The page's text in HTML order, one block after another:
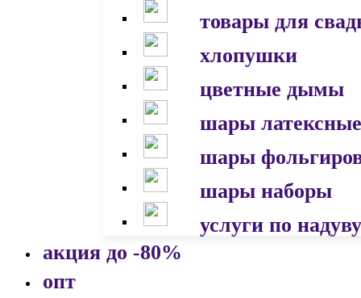
товары для
хлопушки
цветные дымы
шары латексные
шары
шары наборы
услуги по надуву
акция до -80%
опт